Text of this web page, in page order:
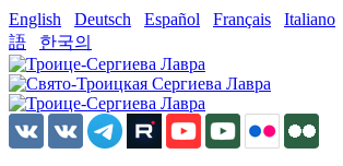
English Deutsch Español Français Italiano
語
한국의